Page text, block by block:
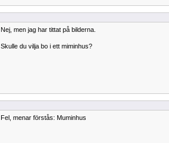
Nej, men jag har tittat på bilderna.
Skulle du vilja bo i ett miminhus?
Fel, menar förstås: Muminhus